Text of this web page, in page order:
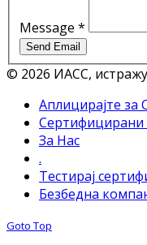
Message *
Send Email
© 2026 ИАСС,
Аплицирајте за
За Нас
.
Тестирај
Безбедна
Goto Top